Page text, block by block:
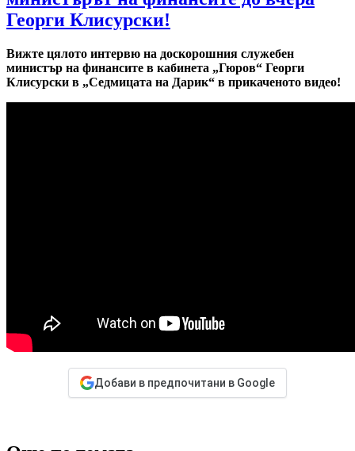
Георги Клисурски!
Вижте цялото интервю на доскорошния служебен
министър на финансите в кабинета „Гюров“ Георги
Клисурски в „Седмицата на Дарик“ в прикаченото видео!
Добави в предпочитани в Google